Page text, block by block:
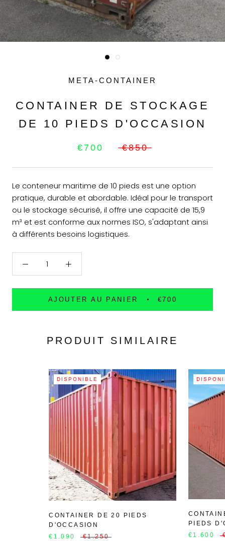
META-CONTAINER
CONTAINER DE STOCKAGE
DE 10 PIEDS D'OCCASION
€700 €850
Le conteneur maritime de 10 pieds est une option
pratique, durable et abordable. Idéal pour le transport
ou le stockage sécurisé, il offre une capacité de 15,9
m³ et est conforme aux normes ISO, s'adaptant ainsi
à différents besoins logistiques.
AJOUTER AU PANIER €700
PRODUIT SIMILAIRE
DISPONIBLE
CONTAINER DE 20 PIEDS
D'OCCASION
€1.090
€1.250
PIEDS
€1.600